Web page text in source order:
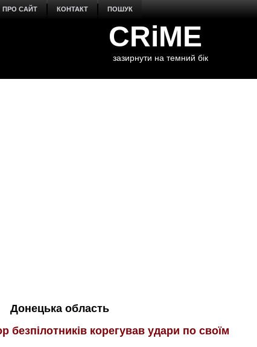
ПРО САЙТ КОНТАКТ ПОШУК
CRiME
зазирнути на темний бік
Донецька область
безпілотників корегував удари по своїм